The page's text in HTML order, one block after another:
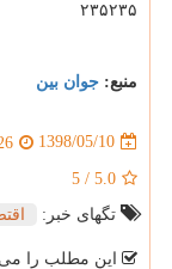
۲۳۵۲۳۵
منبع: جوان بین
1398/05/10
5.0
/
5
تگهای خبر:
این مطلب را می